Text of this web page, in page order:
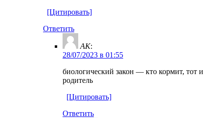
[Цитировать]
Ответить
AK:
28/07/2023 в 01:55
биологический закон — кто кормит, тот и
родитель
[Цитировать]
Ответить